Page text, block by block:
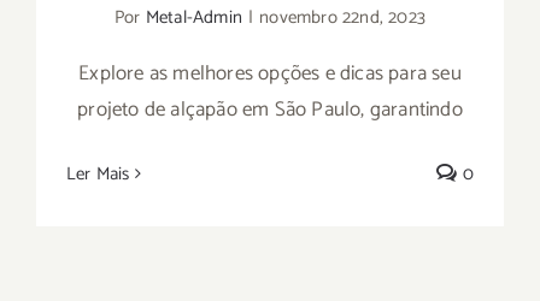
Por Metal-Admin | novembro 22nd, 2023
Explore as melhores opções e dicas para seu
projeto de alçapão em São Paulo, garantindo
Ler Mais 0